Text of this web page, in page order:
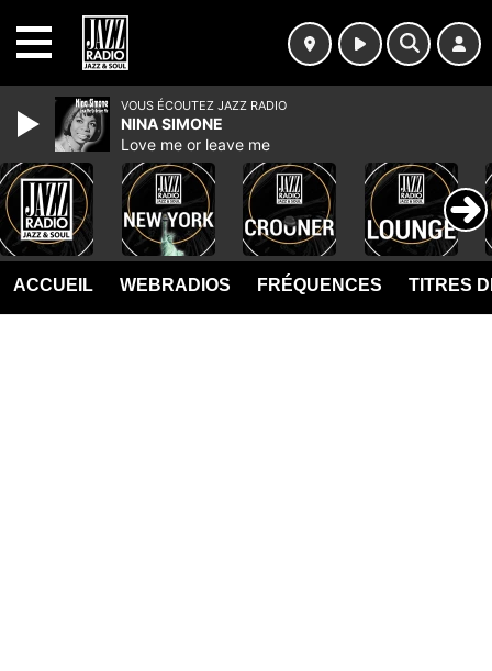
ACCUEIL WEBRADIOS FRÉQUENCES TITRES
VOUS ÉCOUTEZ JAZZ RADIO
NINA SIMONE
Love me or leave me